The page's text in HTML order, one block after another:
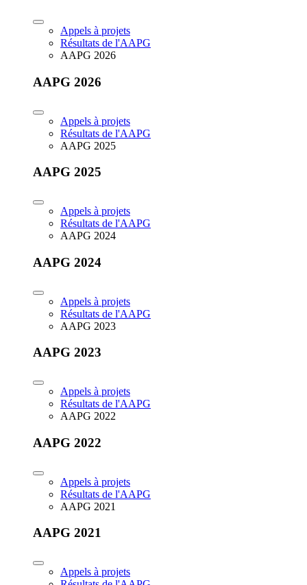
Appels à projets
Résultats de l'AAPG
AAPG 2026
AAPG 2026
Appels à projets
Résultats de l'AAPG
AAPG 2025
AAPG 2025
Appels à projets
Résultats de l'AAPG
AAPG 2024
AAPG 2024
Appels à projets
Résultats de l'AAPG
AAPG 2023
AAPG 2023
Appels à projets
Résultats de l'AAPG
AAPG 2022
AAPG 2022
Appels à projets
Résultats de l'AAPG
AAPG 2021
AAPG 2021
Appels à projets